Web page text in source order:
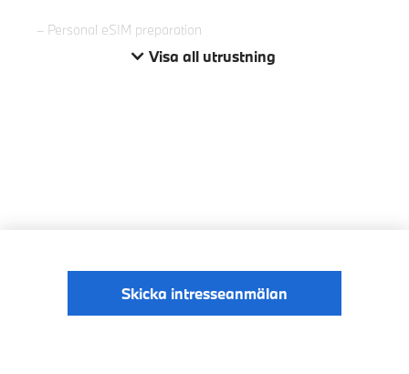
Personal eSIM preparation
Visa all utrustning
Skicka intresseanmälan